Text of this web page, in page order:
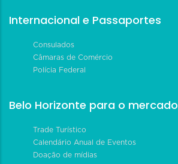
Internacional e Passaportes
Consulados
Câmaras de Comércio
Polícia Federal
Belo Horizonte para o mercado
Trade Turístico
Calendário Anual de Eventos
Doação de mídias